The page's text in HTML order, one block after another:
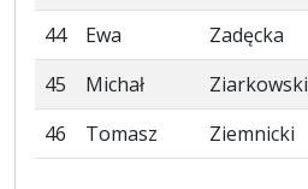
44
Ewa Zadęcka
45
Michał Ziarkowski
46
Tomasz Ziemnicki